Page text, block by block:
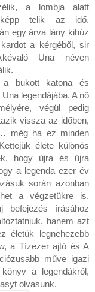
a lombja alatt
telik az idő.
egy árva lány kihúz
a kérgéből, sir
Una néven
a bukott katona és
legendájába. A nő
végül pedig
vissza az időben,
még ha ez minden
élete különös
hogy újra és újra
a legenda ezer év
során azonban
a végzetükre is.
befejezés írásához
hanem azt
életük legnehezebb
a Tízezer ajtó és A
műve igazi
a legendákról,
olvasunk.